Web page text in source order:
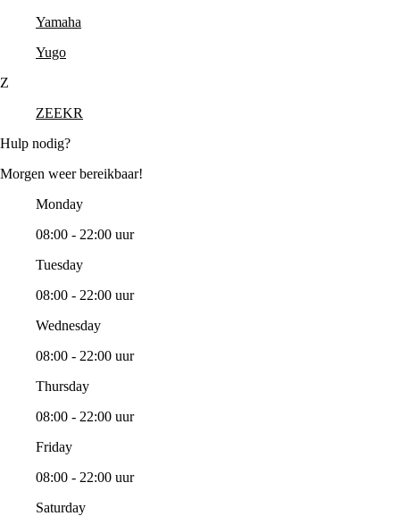
Yamaha
Yugo
Z
ZEEKR
Hulp nodig?
Morgen weer bereikbaar!
Monday
08:00 - 22:00 uur
Tuesday
08:00 - 22:00 uur
Wednesday
08:00 - 22:00 uur
Thursday
08:00 - 22:00 uur
Friday
08:00 - 22:00 uur
Saturday